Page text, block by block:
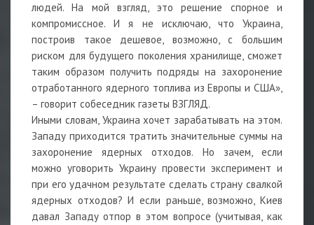
людей. На мой взгляд, это решение спорное и
компромиссное. И я не исключаю, что Украина,
построив такое дешевое, возможно, с большим
риском для будущего поколения хранилище, сможет
таким образом получить подряды на захоронение
отработанного ядерного топлива из Европы и США»,
– говорит собеседник газеты ВЗГЛЯД.
Иными словам, Украина хочет зарабатывать на этом.
Западу приходится тратить значительные суммы на
захоронение ядерных отходов. Но зачем, если
можно уговорить Украину провести эксперимент и
при его удачном результате сделать страну свалкой
ядерных отходов? И если раньше, возможно, Киев
давал Западу отпор в этом вопросе (учитывая, как